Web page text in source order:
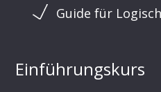
Guide für
Einführungskurs